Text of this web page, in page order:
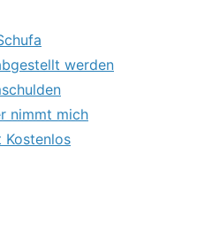
werden
nimmt mich
Kostenlos